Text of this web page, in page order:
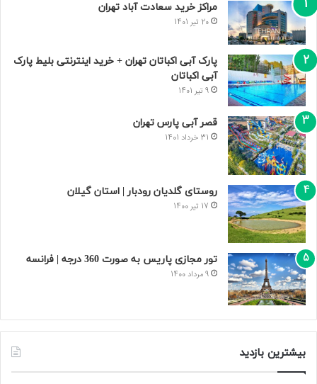
مراکز خرید سعادت‌ آباد تهران
20 تیر 1401
پارک آبی اکباتان تهران + خرید اینترنتی بلیط پارک
آبی اکباتان
9 تیر 1401
قصر آبی پارس تهران
31 خرداد 1401
روستای گلدیان رودبار | استان گیلان
17 تیر 1400
تور مجازی پاریس به صورت 360 درجه | فرانسه
9 مرداد 1400
بیشترین بازدید